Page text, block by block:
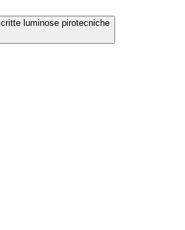
luminose pirotecniche